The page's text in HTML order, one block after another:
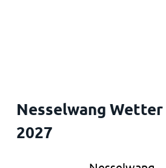
Nesselwang
2027